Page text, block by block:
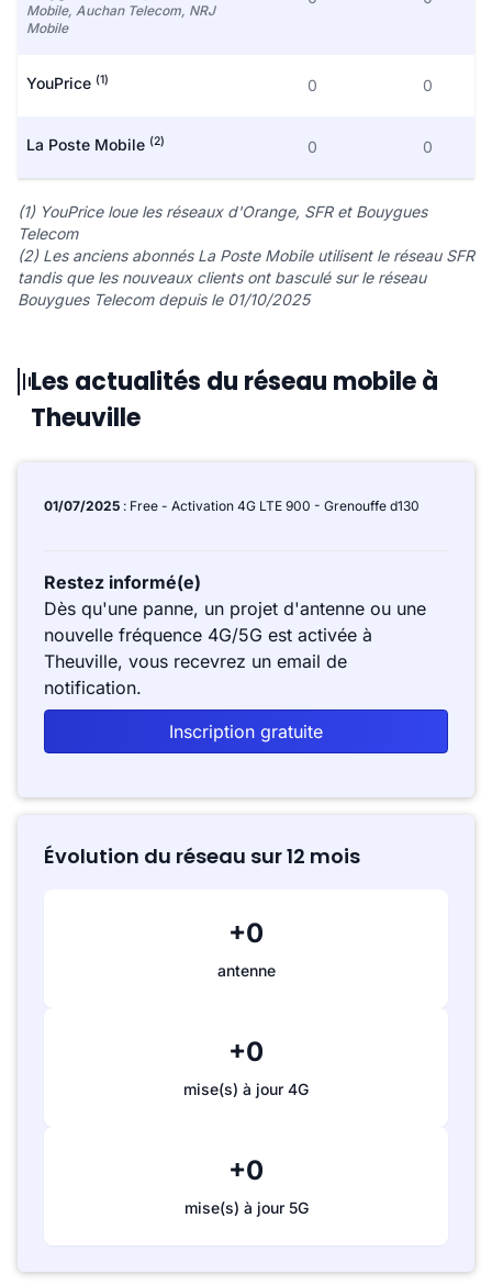
Mobile, Auchan Telecom, NRJ
Mobile
YouPrice (1) 0 0
La Poste Mobile (2) 0 0
(1) YouPrice loue les réseaux d'Orange, SFR et Bouygues
Telecom
(2) Les anciens abonnés La Poste Mobile utilisent le réseau SFR
tandis que les nouveaux clients ont basculé sur le réseau
Bouygues Telecom depuis le 01/10/2025
Les actualités du réseau mobile à
Theuville
01/07/2025 : Free - Activation 4G LTE 900 - Grenouffe d130
Restez informé(e)
Dès qu'une panne, un projet d'antenne ou une
nouvelle fréquence 4G/5G est activée à
Theuville, vous recevrez un email de
notification.
Inscription gratuite
Évolution du réseau sur 12 mois
+0
antenne
+0
mise(s) à jour 4G
+0
mise(s) à jour 5G